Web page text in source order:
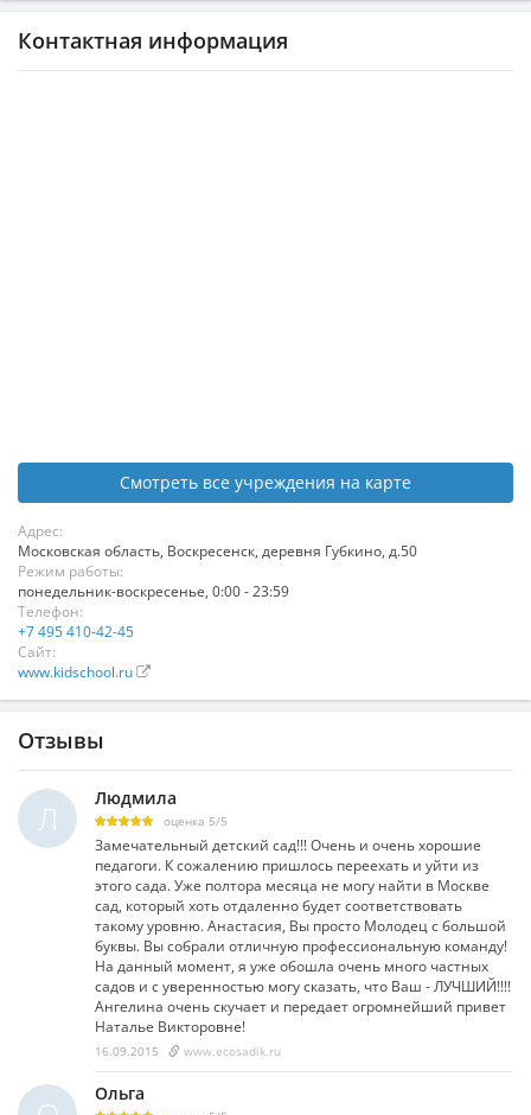
Контактная информация
Смотреть все учреждения на карте
Адрес:
Московская область, Воскресенск, деревня Губкино, д.50
Режим работы:
понедельник-воскресенье, 0:00 - 23:59
Телефон:
+7 495 410-42-45
Сайт:
www.kidschool.ru
Отзывы
Л
Людмила
оценка 5/5
Замечательный детский сад!!! Очень и очень хорошие
педагоги. К сожалению пришлось переехать и уйти из
этого сада. Уже полтора месяца не могу найти в Москве
сад, который хоть отдаленно будет соответствовать
такому уровню. Анастасия, Вы просто Молодец с большой
буквы. Вы собрали отличную профессиональную команду!
На данный момент, я уже обошла очень много частных
садов и с уверенностью могу сказать, что Ваш - ЛУЧШИЙ!!!!
Ангелина очень скучает и передает огромнейший привет
Наталье Викторовне!
16.09.2015 www.ecosadik.ru
Ольга